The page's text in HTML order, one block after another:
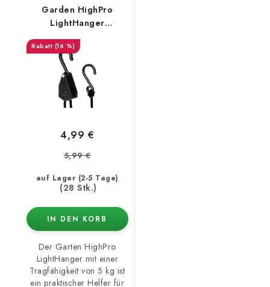
Garden HighPro
LightHanger
Aufhängesystem,
Traglast 5 kg
(16 %)
auf Lager (2-5 Tage)
(28 Stk.)
4,99 €
5,99 €
IN DEN KORB
Der Garten HighPro
LightHanger mit einer
Tragfähigkeit von 5 kg ist
ein praktischer Helfer für